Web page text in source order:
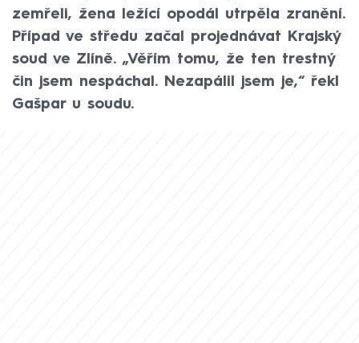
zemřeli, žena ležící opodál utrpěla zranění.
Případ ve středu začal projednávat Krajský
soud ve Zlíně. „Věřím tomu, že ten trestný
čin jsem nespáchal. Nezapálil jsem je,“ řekl
Gašpar u soudu.